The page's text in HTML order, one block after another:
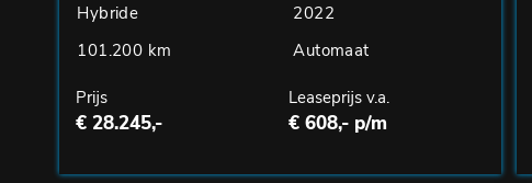
Hybride
2022
101.200 km
Automaat
Prijs
€ 28.245,-
Leaseprijs v.a.
€ 608,- p/m